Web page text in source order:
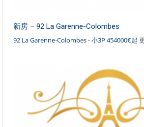
新房 – 92 La Garenne-Colombes
92 La Garenne-Colombes - 小3P 454000€起